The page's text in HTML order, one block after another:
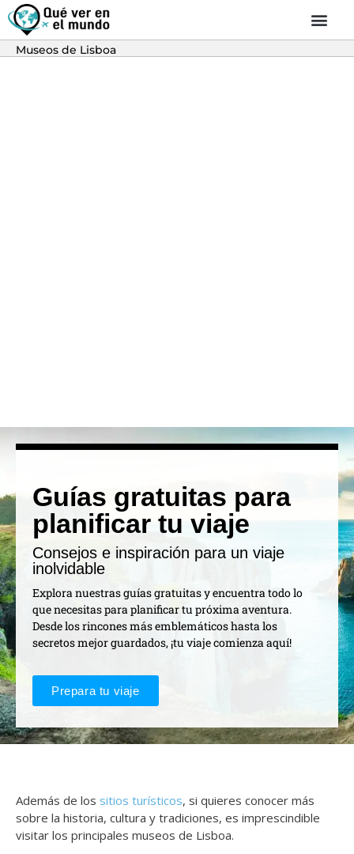
Museos de Lisboa
Guías gratuitas para
planificar tu viaje
Consejos e inspiración para un viaje
inolvidable
Explora nuestras guías gratuitas y encuentra todo lo
que necesitas para planificar tu próxima aventura.
Desde los rincones más emblemáticos hasta los
secretos mejor guardados, ¡tu viaje comienza aquí!
Prepara tu viaje
Además de los sitios turísticos, si quieres conocer más
sobre la historia, cultura y tradiciones, es imprescindible
visitar los principales museos de Lisboa.